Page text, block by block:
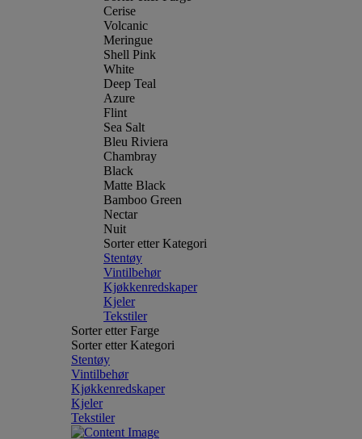
Cerise
Volcanic
Meringue
Shell Pink
White
Deep Teal
Azure
Flint
Sea Salt
Bleu Riviera
Chambray
Black
Matte Black
Bamboo Green
Nectar
Nuit
Sorter etter Kategori
Stentøy
Vintilbehør
Kjøkkenredskaper
Kjeler
Tekstiler
Sorter etter Farge
Sorter etter Kategori
Stentøy
Vintilbehør
Kjøkkenredskaper
Kjeler
Tekstiler